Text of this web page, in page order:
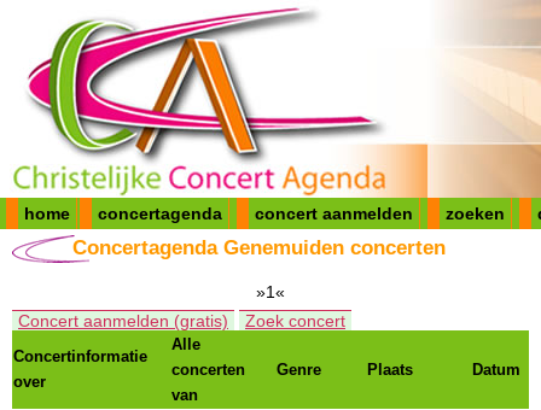
home concertagenda concert aanmelden zoeken
Concertagenda Genemuiden concerten
»1«
Concert aanmelden (gratis)
Zoek concert
Concertinformatie
over
Alle
concerten
van
Genre Plaats Datum